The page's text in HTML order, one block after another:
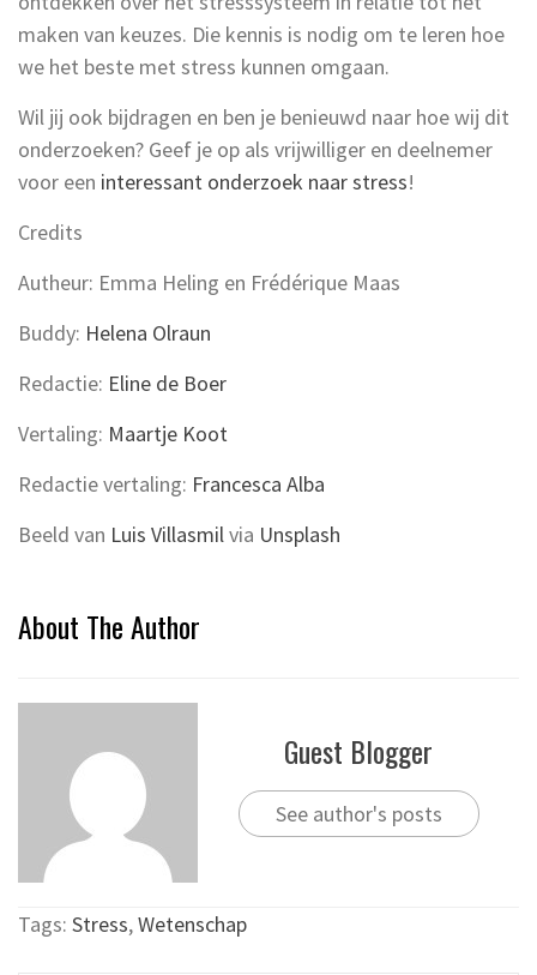
maken van keuzes. Die kennis is nodig om te leren hoe
we het beste met stress kunnen omgaan.
Wil jij ook bijdragen en ben je benieuwd naar hoe wij dit
onderzoeken? Geef je op als vrijwilliger en deelnemer
voor een interessant onderzoek naar stress!
Credits
Autheur: Emma Heling en Frédérique Maas
Buddy: Helena Olraun
Redactie: Eline de Boer
Vertaling: Maartje Koot
Redactie vertaling: Francesca Alba
Beeld van Luis Villasmilvia Unsplash
About The Author
Guest Blogger
See author's posts
Tags: Stress,Wetenschap